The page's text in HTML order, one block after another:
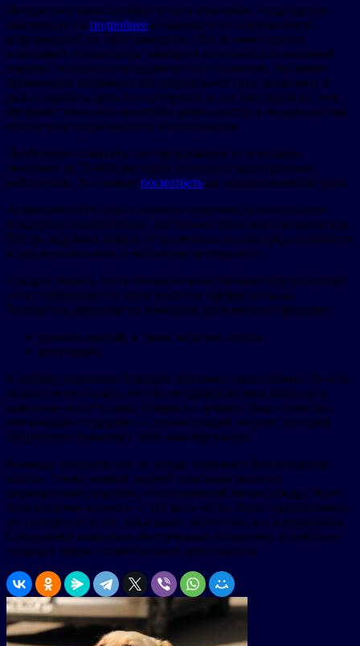
Интересуют качественные услуги компании, тогда просто
рекомендуется подробнее ознакомиться с предлагаемой
информацией на сайте компании. После многолетних
изысканий специалисты компании отыскали оптимальный
вариант успешного сотрудничества с бизнесом. Активное
применение возможностей виртуальной сети позволяют в
разы сократить цену бухгалтерских услуг. Несомненно, сеть
Интернет увеличил масштабы деятельности, а четкая система
обеспечила оперативность обслуживания.
Необходимо отметить, что предложение от компании
экономит до 75-80% расходов на оплаты труда штатных
работников. Это можно посмотреть на предлагаемом ресурсе.
За минимальную плату клиенты получают полноценную
поддержку авторитетных, достаточно опытных специалистов.
Всегда надежная защита от различных рисков предоставляется
и при комплексном, и частичном аутсорсинге.
Следует сказать, что к оказанию качественных бухгалтерских
услуг привлекаются лишь опытные профессионалы.
Разумеется, руководство компании досконально проверяет:
уровень знаний, а также наличие опыта;
репутацию.
К выбору персонала подходят довольно ответственно. То есть,
можно смело сказать, что на сегодняшний день работать в
компании могут только лучшие из лучших. Надо отметить,
что каждый сотрудник — это настоящий эксперт, который
непрерывно повышает свою квалификацию.
Команда специалистов не только оказывает бухгалтерские
услуги. Также важной задачей компании является
формирование хорошей, благоприятной бизнес-среды. Успех,
благополучие клиента — это дело чести. Пакет предлагаемых
бухгалтерских услуг охватывает абсолютно все направления.
Сотрудники компании обеспечивают поддержку в наиболее
сложных сферах хозяйственной деятельности.